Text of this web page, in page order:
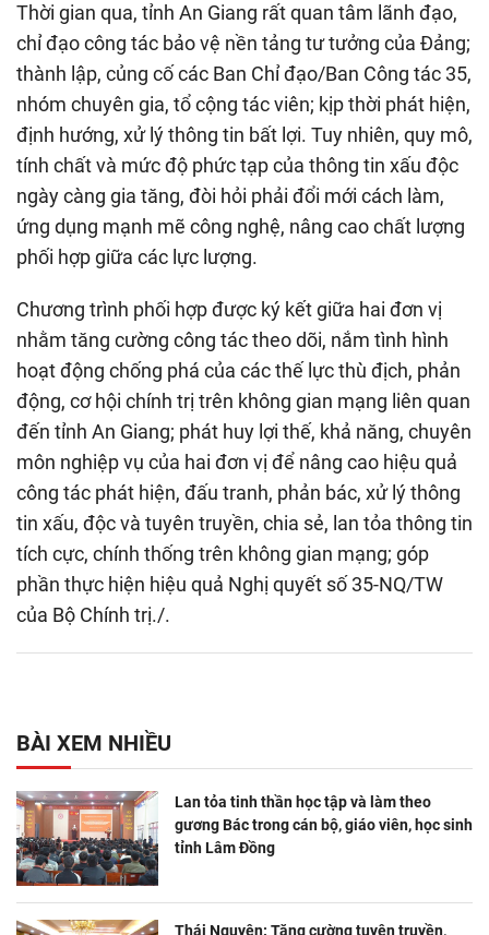
Thời gian qua, tỉnh An Giang rất quan tâm lãnh đạo,
chỉ đạo công tác bảo vệ nền tảng tư tưởng của Đảng;
thành lập, củng cố các Ban Chỉ đạo/Ban Công tác 35,
nhóm chuyên gia, tổ cộng tác viên; kịp thời phát hiện,
định hướng, xử lý thông tin bất lợi. Tuy nhiên, quy mô,
tính chất và mức độ phức tạp của thông tin xấu độc
ngày càng gia tăng, đòi hỏi phải đổi mới cách làm,
ứng dụng mạnh mẽ công nghệ, nâng cao chất lượng
phối hợp giữa các lực lượng.
Chương trình phối hợp được ký kết giữa hai đơn vị
nhằm tăng cường công tác theo dõi, nắm tình hình
hoạt động chống phá của các thế lực thù địch, phản
động, cơ hội chính trị trên không gian mạng liên quan
đến tỉnh An Giang; phát huy lợi thế, khả năng, chuyên
môn nghiệp vụ của hai đơn vị để nâng cao hiệu quả
công tác phát hiện, đấu tranh, phản bác, xử lý thông
tin xấu, độc và tuyên truyền, chia sẻ, lan tỏa thông tin
tích cực, chính thống trên không gian mạng; góp
phần thực hiện hiệu quả Nghị quyết số 35-NQ/TW
của Bộ Chính trị./.
BÀI XEM NHIỀU
Lan tỏa tinh thần học tập và làm theo
gương Bác trong cán bộ, giáo viên, học sinh
tỉnh Lâm Đồng
Thái Nguyên: Tăng cường tuyên truyền,